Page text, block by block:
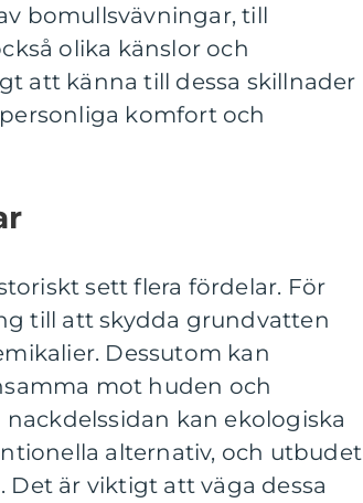
bomullsvävningar, till
olika känslor och
att känna till dessa skillnader
komfort och
sett flera fördelar. För
till att skydda grundvatten
Dessutom kan
mot huden och
kan ekologiska
alternativ, och utbudet
är viktigt att väga dessa